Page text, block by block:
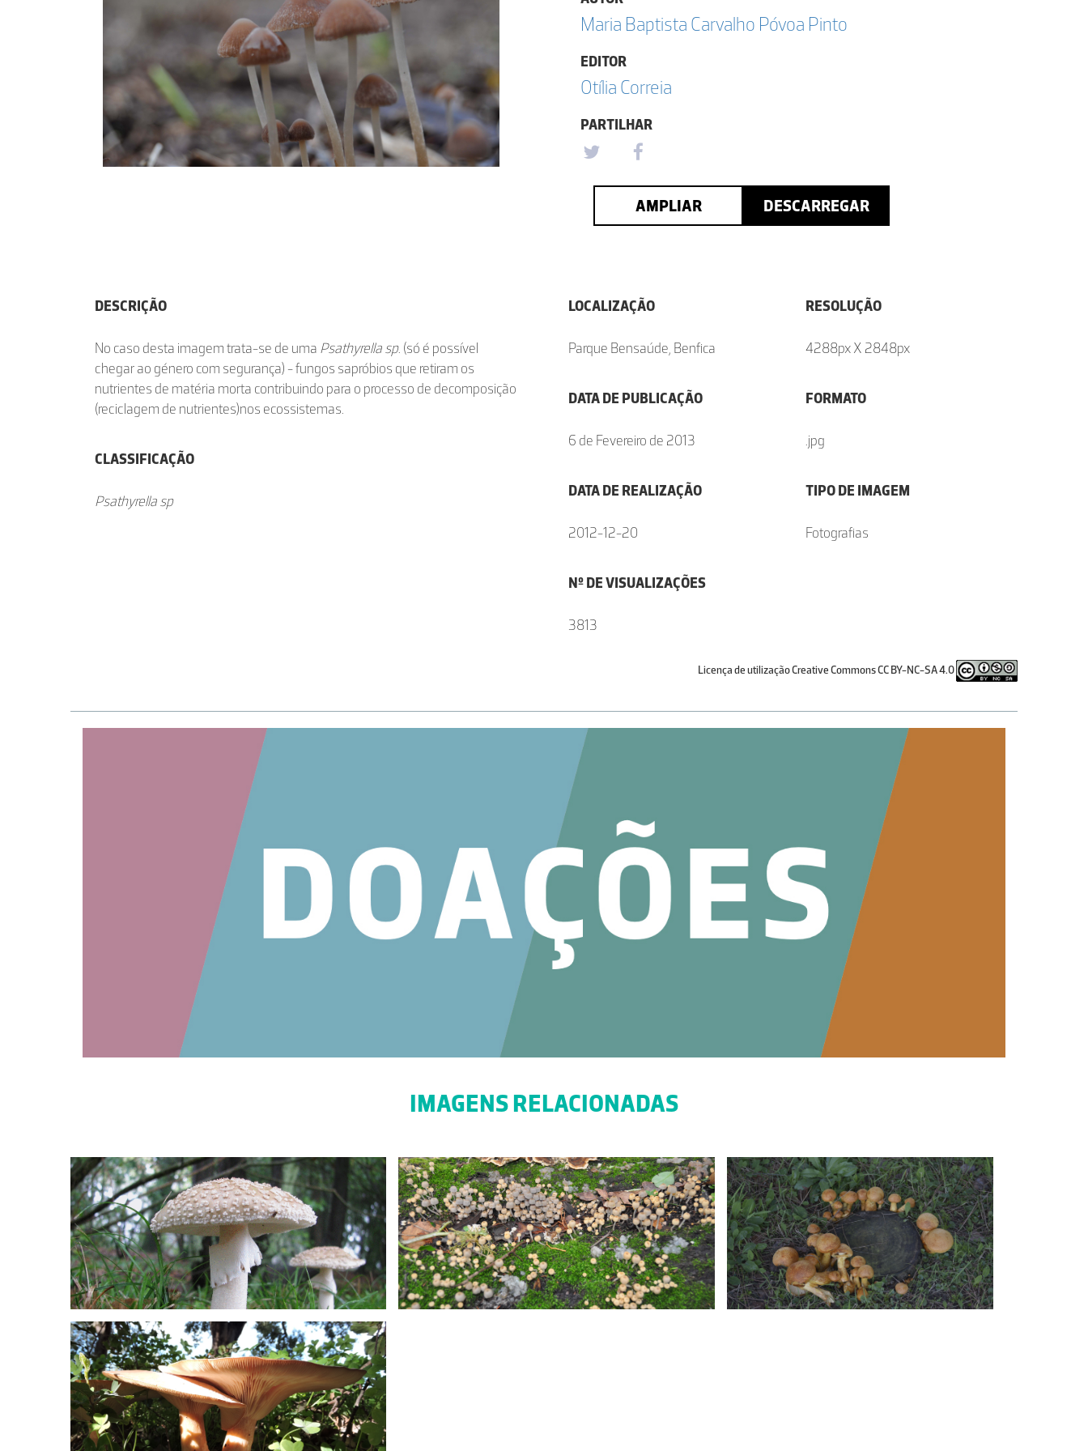
Maria Baptista Carvalho Póvoa Pinto
EDITOR
Otília Correia
PARTILHAR
AMPLIAR DESCARREGAR
DESCRIÇÃO
No caso desta imagem trata-se de uma Psathyrella sp. (só é possível
chegar ao género com segurança) - fungos sapróbios que retiram os
nutrientes de matéria morta contribuindo para o processo de decomposição
(reciclagem de nutrientes)nos ecossistemas.
CLASSIFICAÇÃO
Psathyrella sp
LOCALIZAÇÃO
Parque Bensaúde, Benfica
DATA DE PUBLICAÇÃO
6 de Fevereiro de 2013
DATA DE REALIZAÇÃO
2012-12-20
Nº DE VISUALIZAÇÕES
3813
RESOLUÇÃO
4288px X 2848px
FORMATO
.jpg
TIPO DE IMAGEM
Fotografias
Licença de utilização Creative Commons CC BY-NC-SA 4.0
IMAGENS RELACIONADAS